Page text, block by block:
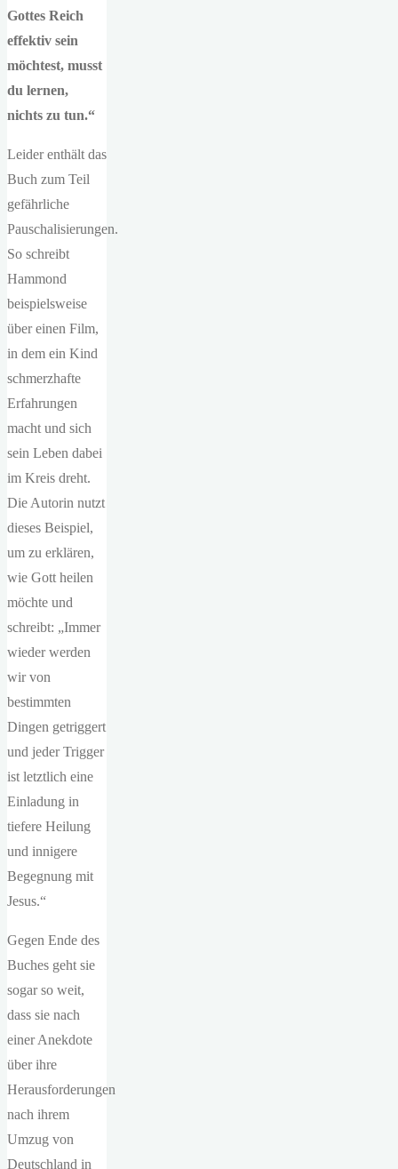
Gottes Reich
effektiv sein
möchtest, musst
du lernen,
nichts zu tun.“
Leider enthält das
Buch zum Teil
gefährliche
Pauschalisierungen.
So schreibt
Hammond
beispielsweise
über einen Film,
in dem ein Kind
schmerzhafte
Erfahrungen
macht und sich
sein Leben dabei
im Kreis dreht.
Die Autorin nutzt
dieses Beispiel,
um zu erklären,
wie Gott heilen
möchte und
schreibt: „Immer
wieder werden
wir von
bestimmten
Dingen getriggert
und jeder Trigger
ist letztlich eine
Einladung in
tiefere Heilung
und innigere
Begegnung mit
Jesus.“
Gegen Ende des
Buches geht sie
sogar so weit,
dass sie nach
einer Anekdote
über ihre
Herausforderungen
nach ihrem
Umzug von
Deutschland in